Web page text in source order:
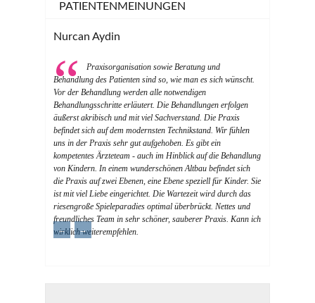
PATIENTENMEINUNGEN
Nurcan Aydin
Praxisorganisation sowie Beratung und
Behandlung des Patienten sind so, wie man es sich wünscht.
Vor der Behandlung werden alle notwendigen
Behandlungsschritte erläutert. Die Behandlungen erfolgen
äußerst akribisch und mit viel Sachverstand. Die Praxis
befindet sich auf dem modernsten Technikstand. Wir fühlen
uns in der Praxis sehr gut aufgehoben. Es gibt ein
kompetentes Ärzteteam - auch im Hinblick auf die Behandlung
von Kindern. In einem wunderschönen Altbau befindet sich
die Praxis auf zwei Ebenen, eine Ebene speziell für Kinder. Sie
ist mit viel Liebe eingerichtet. Die Wartezeit wird durch das
riesengroße Spieleparadies optimal überbrückt. Nettes und
freundliches Team in sehr schöner, sauberer Praxis. Kann ich
wirklich weiterempfehlen.
← →